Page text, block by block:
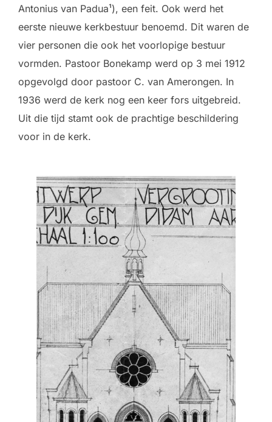
Antonius van Padua¹), een feit. Ook werd het
eerste nieuwe kerkbestuur benoemd. Dit waren de
vier personen die ook het voorlopige bestuur
vormden. Pastoor Bonekamp werd op 3 mei 1912
opgevolgd door pastoor C. van Amerongen. In
1936 werd de kerk nog een keer fors uitgebreid.
Uit die tijd stamt ook de prachtige beschildering
voor in de kerk.